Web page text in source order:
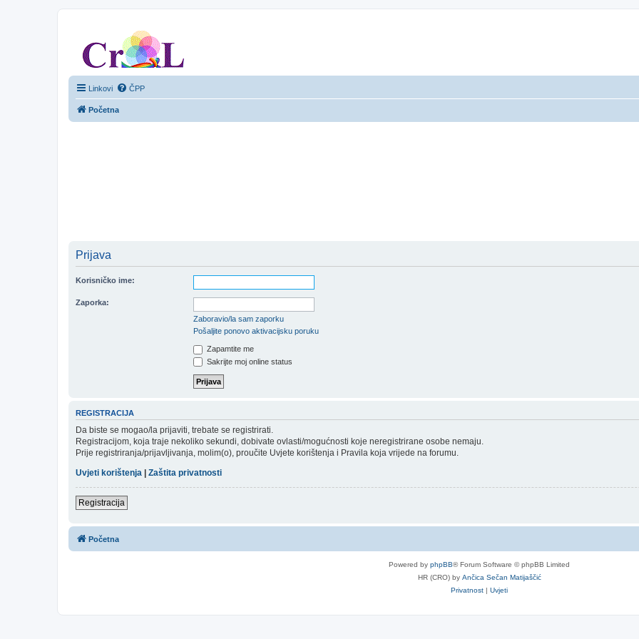
Linkovi ČPP
Početna
Prijava
Korisničko ime:
Zaporka:
Zaboravio/la sam zaporku
Pošaljite ponovo aktivacijsku poruku
Zapamtite me
Sakrijte moj online status
REGISTRACIJA
Da biste se mogao/la prijaviti, trebate se registrirati.
Registracijom, koja traje nekoliko sekundi, dobivate ovlasti/mogućnosti koje neregistrirane osobe nemaju.
Prije registriranja/prijavljivanja, molim(o), proučite Uvjete korištenja i Pravila koja vrijede na forumu.
Uvjeti korištenja | Zaštita privatnosti
Registracija
Početna
Powered by phpBB® Forum Software © phpBB Limited
HR (CRO) by Ančica Sečan Matijaščić
Privatnost | Uvjeti